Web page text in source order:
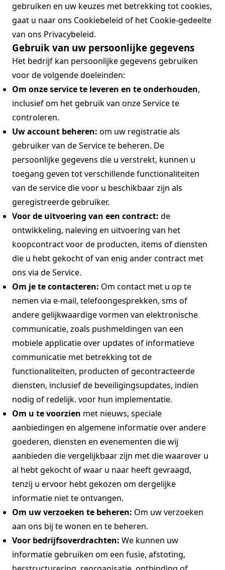
gebruiken en uw keuzes met betrekking tot cookies,
gaat u naar ons Cookiebeleid of het Cookie-gedeelte
van ons Privacybeleid.
Gebruik van uw persoonlijke gegevens
Het bedrijf kan persoonlijke gegevens gebruiken
voor de volgende doeleinden:
Om onze service te leveren en te onderhouden,
inclusief om het gebruik van onze Service te
controleren.
Uw account beheren: om uw registratie als
gebruiker van de Service te beheren. De
persoonlijke gegevens die u verstrekt, kunnen u
toegang geven tot verschillende functionaliteiten
van de service die voor u beschikbaar zijn als
geregistreerde gebruiker.
Voor de uitvoering van een contract: de
ontwikkeling, naleving en uitvoering van het
koopcontract voor de producten, items of diensten
die u hebt gekocht of van enig ander contract met
ons via de Service.
Om je te contacteren: Om contact met u op te
nemen via e-mail, telefoongesprekken, sms of
andere gelijkwaardige vormen van elektronische
communicatie, zoals pushmeldingen van een
mobiele applicatie over updates of informatieve
communicatie met betrekking tot de
functionaliteiten, producten of gecontracteerde
diensten, inclusief de beveiligingsupdates, indien
nodig of redelijk. voor hun implementatie.
Om u te voorzien met nieuws, speciale
aanbiedingen en algemene informatie over andere
goederen, diensten en evenementen die wij
aanbieden die vergelijkbaar zijn met die waarover u
al hebt gekocht of waar u naar heeft gevraagd,
tenzij u ervoor hebt gekozen om dergelijke
informatie niet te ontvangen.
Om uw verzoeken te beheren: Om uw verzoeken
aan ons bij te wonen en te beheren.
Voor bedrijfsoverdrachten: We kunnen uw
informatie gebruiken om een ​​fusie, afstoting,